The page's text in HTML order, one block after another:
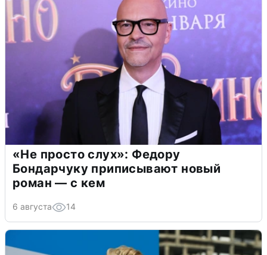
«Не просто слух»: Федору
Бондарчуку приписывают новый
роман — с кем
6 августа 14